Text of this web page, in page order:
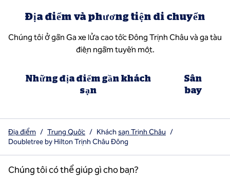
Địa điểm và phương tiện di chuyển
Chúng tôi ở gần Ga xe lửa cao tốc Đông Trịnh Châu và ga tàu
điện ngầm tuyến một.
Những địa điểm gần khách
sạn
Sân
bay
Địa điểm / Trung Quốc / Kháchsạn Trịnh Châu /
Doubletree by Hilton Trịnh Châu Đông
Chúng tôi có thể giúp gì cho bạn?